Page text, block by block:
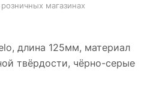
магазинах
длина 125мм, материал
твёрдости, чёрно-серые